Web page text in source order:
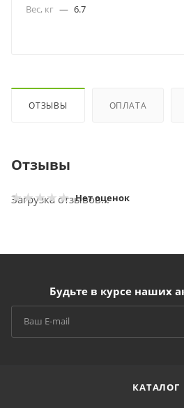
Вес, кг — 6.7
ОТЗЫВЫ ОПЛАТА
Отзывы
Нет оценок
Загрузка отзывов...
Будьте в курсе наших
КАТАЛОГ